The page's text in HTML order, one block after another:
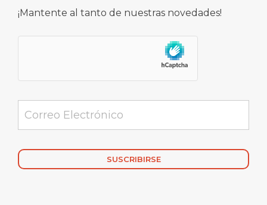
¡Mantente al tanto de nuestras novedades!